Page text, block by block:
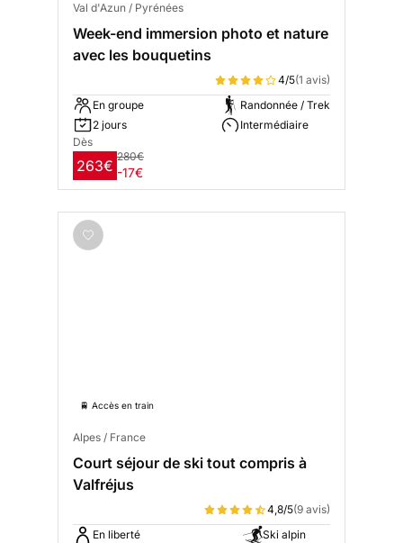
Val d'Azun / Pyrénées
Week-end immersion photo et nature
avec les bouquetins
4/5(1 avis)
En groupe
2 jours
Randonnée / Trek
Intermédiaire
Dès
263€
280€
-17€
🚆 Accès en train
Alpes / France
Court séjour de ski tout compris à
Valfréjus
4,8/5(9 avis)
En liberté
Ski alpin